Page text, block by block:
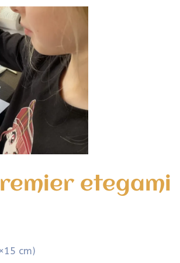
etegami
cm)